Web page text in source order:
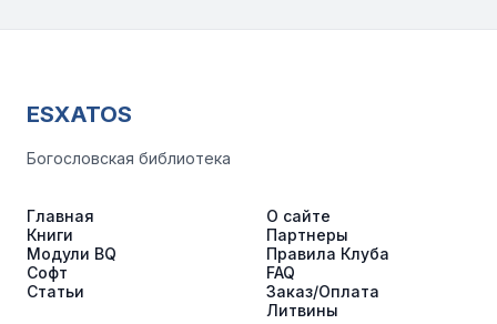
ESXATOS
Богословская библиотека
Главная
Книги
Модули BQ
Софт
Статьи
О сайте
Партнеры
Правила Клуба
FAQ
Заказ/Оплата
Литвины